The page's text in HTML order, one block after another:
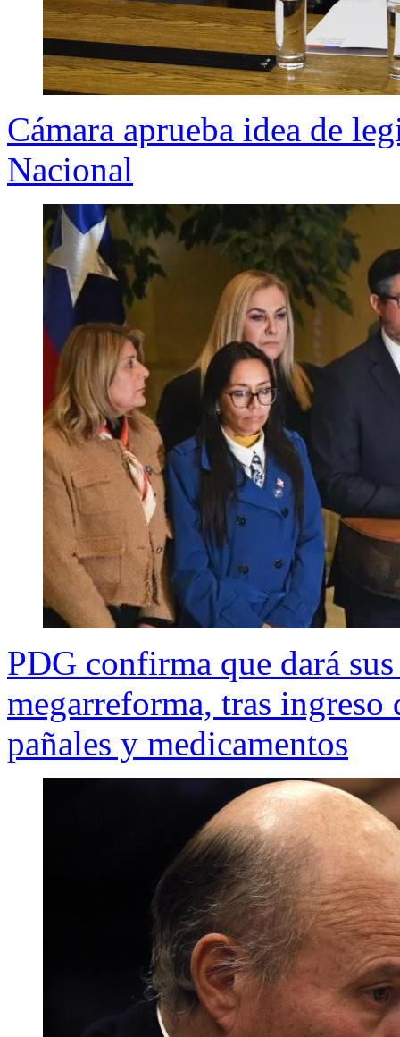
Cámara aprueba idea de
Nacional
PDG confirma que dará
megarreforma, tras
pañales y medicamentos